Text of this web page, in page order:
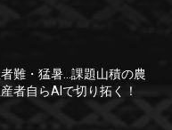
難・猛暑…課題山積の農
者自らAIで切り拓く！